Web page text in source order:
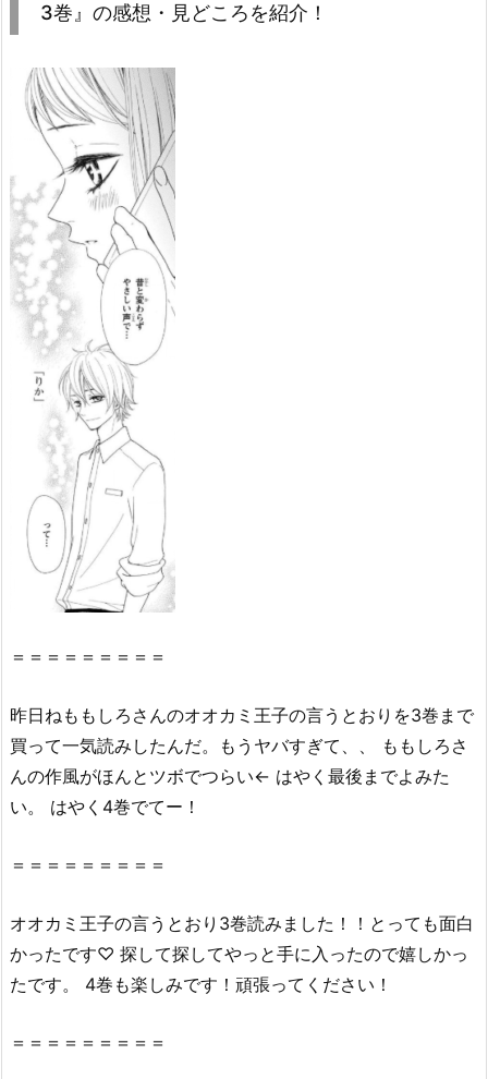
前
に…
『オ
カ
ミ
王
子
の
言
と
巻』
の
感
想・
こ
を
紹
介！
王
子
の
う
3巻』の感想・見どころを紹介！
＝＝＝＝＝＝＝＝＝
昨日ねももしろさんのオオカミ王子の言うとおりを3巻まで
買って一気読みしたんだ。もうヤバすぎて、、 ももしろさ
んの作風がほんとツボでつらい← はやく最後までよみた
い。 はやく4巻でてー！
＝＝＝＝＝＝＝＝＝
オオカミ王子の言うとおり3巻読みました！！とっても面白
かったです♡ 探して探してやっと手に入ったので嬉しかっ
たです。 4巻も楽しみです！頑張ってください！
＝＝＝＝＝＝＝＝＝